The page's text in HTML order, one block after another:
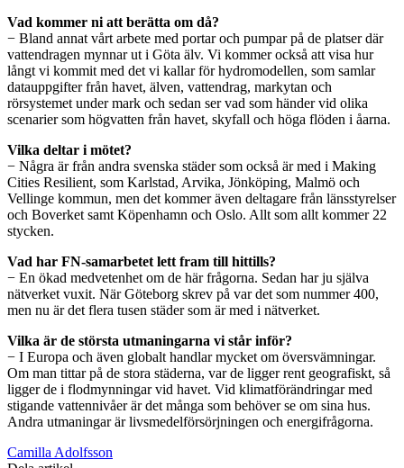
Vad kommer ni att berätta om då?
− Bland annat vårt arbete med portar och pumpar på de platser där
vattendragen mynnar ut i Göta älv. Vi kommer också att visa hur
långt vi kommit med det vi kallar för hydromodellen, som samlar
datauppgifter från havet, älven, vattendrag, markytan och
rörsystemet under mark och sedan ser vad som händer vid olika
scenarier som högvatten från havet, skyfall och höga flöden i åarna.
Vilka deltar i mötet?
− Några är från andra svenska städer som också är med i Making
Cities Resilient, som Karlstad, Arvika, Jönköping, Malmö och
Vellinge kommun, men det kommer även deltagare från länsstyrelser
och Boverket samt Köpenhamn och Oslo. Allt som allt kommer 22
stycken.
Vad har FN-samarbetet lett fram till hittills?
− En ökad medvetenhet om de här frågorna. Sedan har ju själva
nätverket vuxit. När Göteborg skrev på var det som nummer 400,
men nu är det flera tusen städer som är med i nätverket.
Vilka är de största utmaningarna vi står inför?
− I Europa och även globalt handlar mycket om översvämningar.
Om man tittar på de stora städerna, var de ligger rent geografiskt, så
ligger de i flodmynningar vid havet. Vid klimatförändringar med
stigande vattennivåer är det många som behöver se om sina hus.
Andra utmaningar är livsmedelförsörjningen och energifrågorna.
Camilla Adolfsson